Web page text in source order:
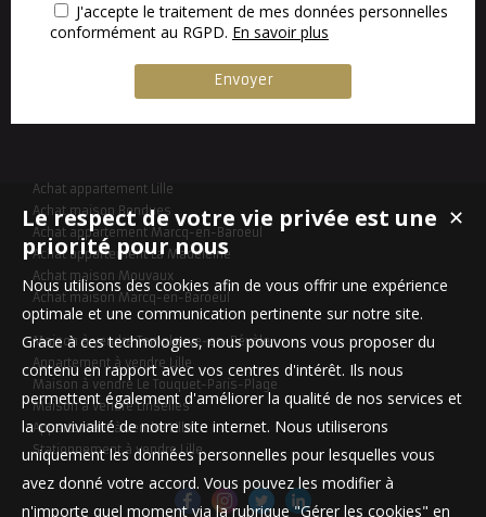
J'accepte le traitement de mes données personnelles
conformément au RGPD. En savoir plus
Achat appartement Lille
Achat maison Bondues
Achat appartement Marcq-en-Baroeul
Achat appartement La Madeleine
Achat maison Mouvaux
Achat maison Marcq-en-Baroeul
Maison à vendre Templeuve-en-Pévèle
Appartement à vendre Lille
Maison à vendre Le Touquet-Paris-Plage
Maison à vendre Linselles
Appartement à vendre Lille
Stationnement à vendre Lille
✕
Le respect de votre vie privée est une
priorité pour nous
Nous utilisons des cookies afin de vous offrir une expérience
optimale et une communication pertinente sur notre site.
Grace à ces technologies, nous pouvons vous proposer du
contenu en rapport avec vos centres d'intérêt. Ils nous
permettent également d'améliorer la qualité de nos services et
la convivialité de notre site internet. Nous utiliserons
uniquement les données personnelles pour lesquelles vous
avez donné votre accord. Vous pouvez les modifier à
n'importe quel moment via la rubrique "Gérer les cookies" en